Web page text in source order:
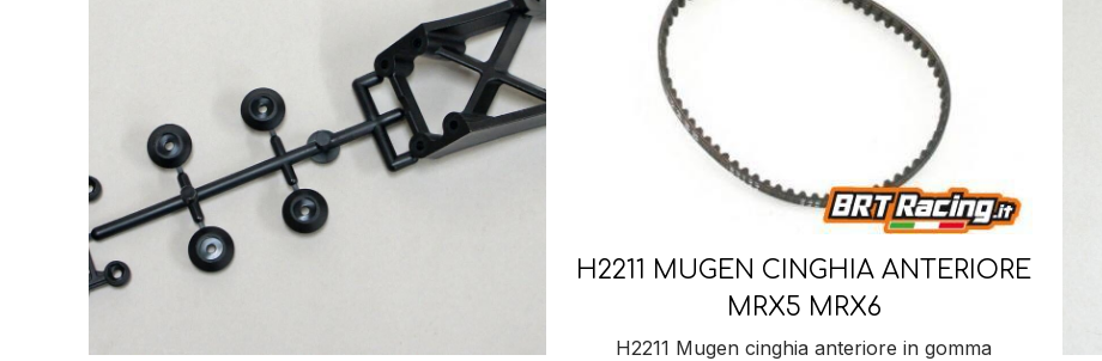
H2211 MUGEN CINGHIA ANTERIORE
MRX5 MRX6
H2211 Mugen cinghia anteriore in gomma